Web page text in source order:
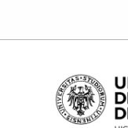
tempo